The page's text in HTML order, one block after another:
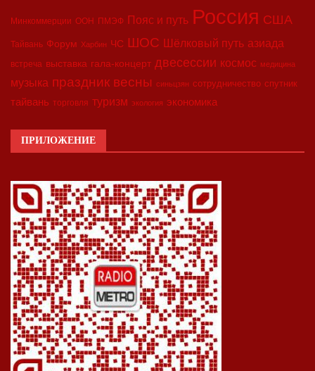
Минкоммерции ООН ПМЭФ Пояс и путь Россия США
Тайвань Форум Харбин ЧС ШОС Шёлковый путь азиада
встреча выставка гала-концерт двесессии космос медицина
музыка праздник весны синьцзян сотрудничество спутник
тайвань торговля туризм экология экономика
ПРИЛОЖЕНИЕ